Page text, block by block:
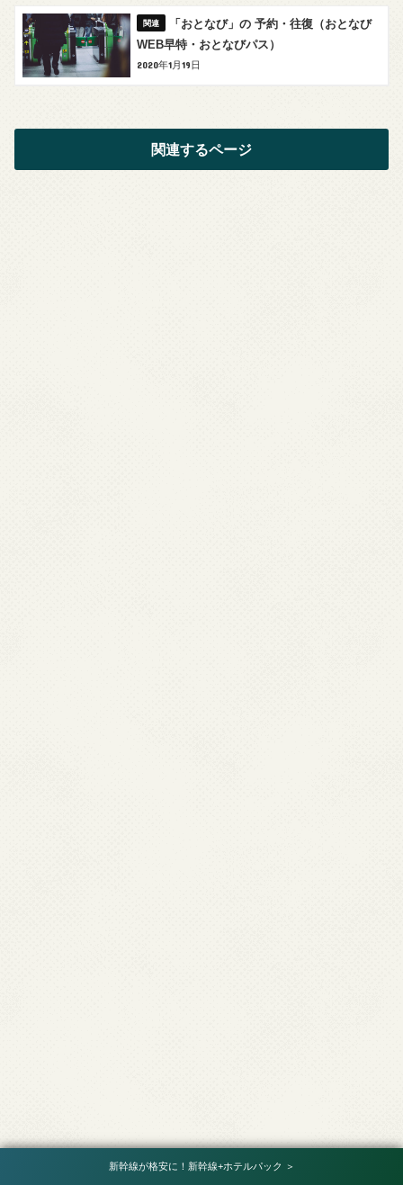
新幹線が格安に！新幹線+ホテルパック ＞
「おとなび」の 予約・往復（おとなび
WEB早特・おとなびパス）
2020年1月19日
関連するページ